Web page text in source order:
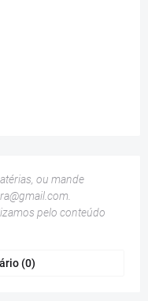
ou mande
pelo conteúdo
(0)